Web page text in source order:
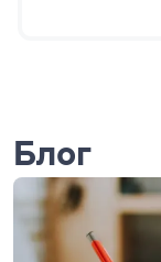
Блог